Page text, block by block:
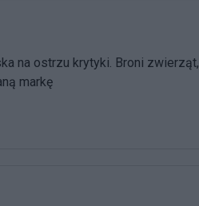
na ostrzu krytyki. Broni zwierząt,
markę